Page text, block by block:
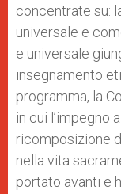
concentrate su:
universale e
e universale
insegnamento
programma, la
in cui l’impegno
ricomposizione
nella vita
portato avanti e